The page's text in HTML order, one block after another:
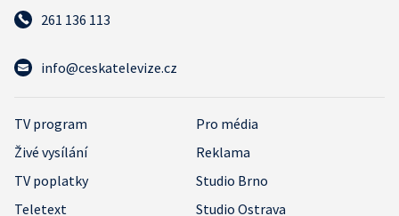
261 136 113
info@ceskatelevize.cz
TV program
Pro média
Živé vysílání
Reklama
TV poplatky
Studio Brno
Teletext
Studio Ostrava